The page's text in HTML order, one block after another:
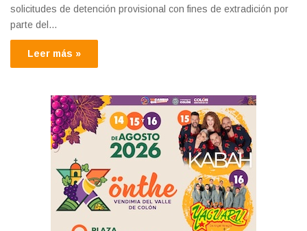
solicitudes de detención provisional con fines de extradición por
parte del…
Leer más »